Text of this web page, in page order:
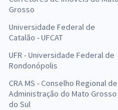
Grosso
Universidade Federal de
Catalão - UFCAT
UFR - Universidade Federal de
Rondonópolis
CRA MS - Conselho Regional de
Administração do Mato Grosso
do Sul